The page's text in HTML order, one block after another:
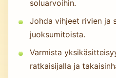
soluarvoihin.
Johda vihjeet rivien ja
juoksumitoista.
Varmista
ratkaisijalla ja